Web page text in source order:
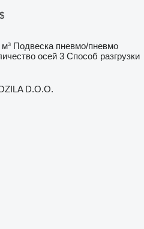
Подвеска пневмо/пневмо
осей 3 Способ разгрузки
D.O.O.